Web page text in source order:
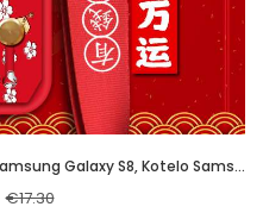
Kuori Samsung Galaxy S8, Kuoret Samsung Galaxy S8, Kotelo Samsung Galaxy S8 Ripustettavat Koristeet
€17.30